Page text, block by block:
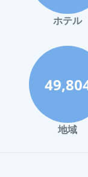
ホテル
地域